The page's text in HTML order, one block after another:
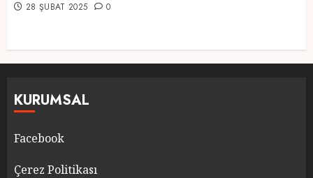
28 ŞUBAT 2025 0
KURUMSAL
Facebook
Çerez Politikası